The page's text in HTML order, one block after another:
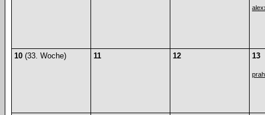
10 (33. Woche) 11 12 13